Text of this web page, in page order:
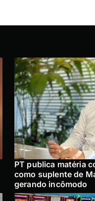
PT publica matéria
como suplente de
gerando incômodo